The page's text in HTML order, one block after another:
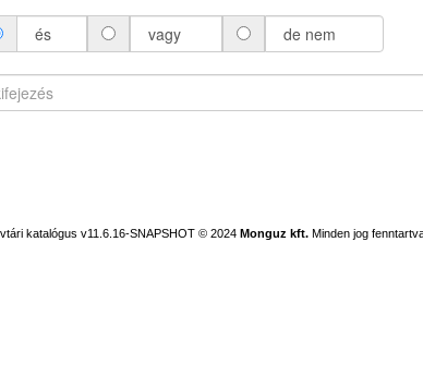
és vagy de nem
katalógus v11.6.16-SNAPSHOT © 2024 Monguz kft. Minden jog